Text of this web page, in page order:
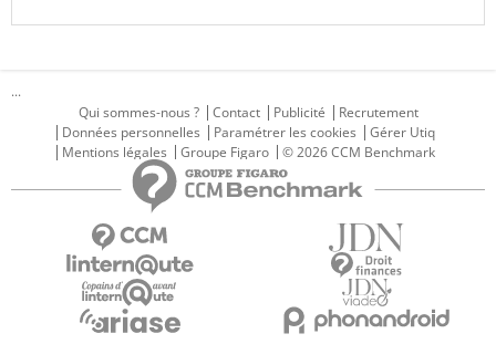
...
Qui sommes-nous ?
Contact Publicité
Recrutement
Données personnelles
Paramétrer les cookies
Gérer Utiq
Mentions légales
Groupe Figaro © 2026 CCM Benchmark